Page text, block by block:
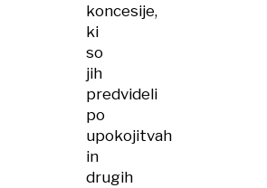
koncesije,
ki
so
jih
predvideli
po
upokojitvah
in
drugih